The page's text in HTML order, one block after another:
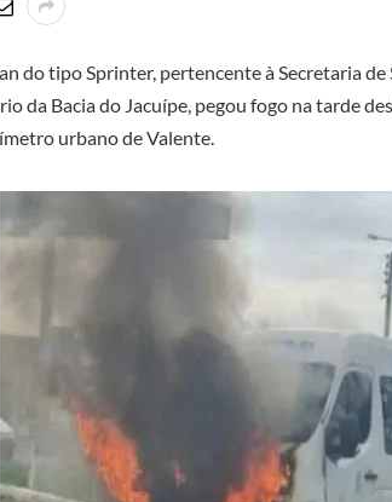
do tipo Sprinter, pertencente à Secretaria
da Bacia do Jacuípe, pegou fogo na tarde
urbano de Valente.